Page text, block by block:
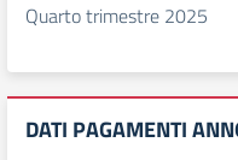
Quarto trimestre 2025
DATI PAGAMENTI